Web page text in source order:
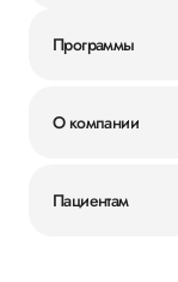
Программы
О компании
Пациентам